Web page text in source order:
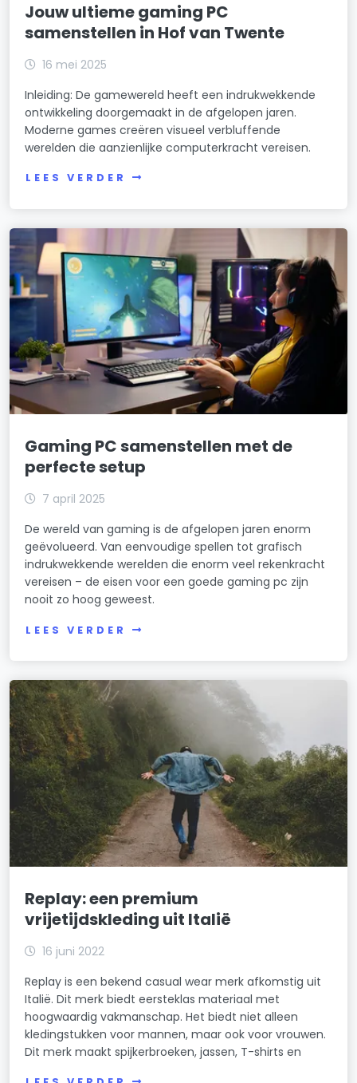
Jouw ultieme gaming PC
samenstellen in Hof van Twente
16 mei 2025
Inleiding: De gamewereld heeft een indrukwekkende
ontwikkeling doorgemaakt in de afgelopen jaren.
Moderne games creëren visueel verbluffende
werelden die aanzienlijke computerkracht vereisen.
LEES VERDER
Gaming PC samenstellen met de
perfecte setup
7 april 2025
De wereld van gaming is de afgelopen jaren enorm
geëvolueerd. Van eenvoudige spellen tot grafisch
indrukwekkende werelden die enorm veel rekenkracht
vereisen – de eisen voor een goede gaming pc zijn
nooit zo hoog geweest.
LEES VERDER
Replay: een premium
vrijetijdskleding uit Italië
16 juni 2022
Replay is een bekend casual wear merk afkomstig uit
Italië. Dit merk biedt eersteklas materiaal met
hoogwaardig vakmanschap. Het biedt niet alleen
kledingstukken voor mannen, maar ook voor vrouwen.
Dit merk maakt spijkerbroeken, jassen, T-shirts en